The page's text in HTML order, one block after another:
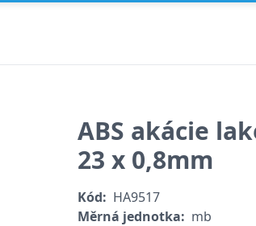
ABS akácie
23 x 0,8mm
Kód: HA9517
Měrná jednotka: mb